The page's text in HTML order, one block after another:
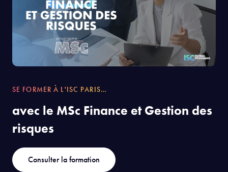
SE FORMER À L'ISC PARIS…
avec le MSc Finance et Gestion des
risques
Consulter la formation